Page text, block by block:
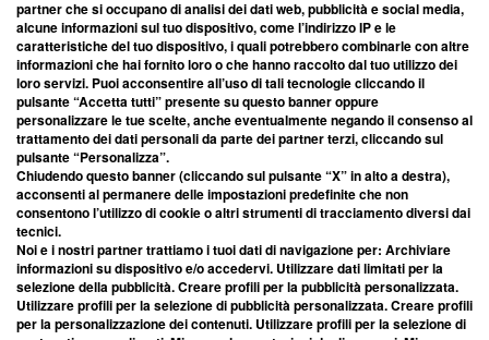
Questa sezione offre informazioni trasparenti su Blasting
News, sui nostri processi editoriali e su come ci
impegniamo a creare news di qualità. Inoltre, afferma la
nostra aderenza a‘Trust Project - News with Integrity’
Blasting News non è ancora membro del programma, ma
ha richiesto di farne parte; Trust Project non ha ancora
effettuato una verifica di conformità agli standard.
Su di noi
Team editoriale
Corporate
Redazione
partner che si occupano di analisi dei dati web, pubblicità e social media,
alcune informazioni sul tuo dispositivo, come l’indirizzo IP e le
caratteristiche del tuo dispositivo, i quali potrebbero combinarle con altre
informazioni che hai fornito loro o che hanno raccolto dal tuo utilizzo dei
loro servizi. Puoi acconsentire all’uso di tali tecnologie cliccando il
pulsante“Accetta tutti”presente su questo banner oppure
personalizzare le tue scelte, anche eventualmente negando il consenso al
trattamento dei dati personali da parte dei partner terzi, cliccando sul
pulsante“Personalizza”.
Chiudendo questo banner (cliccando sul pulsante“X”in alto a destra),
acconsenti al permanere delle impostazioni predefinite che non
consentono l’utilizzo di cookie o altri strumenti di tracciamento diversi dai
tecnici.
Noi e i nostri partner trattiamo i tuoi dati di navigazione per: Archiviare
informazioni su dispositivo e/o accedervi. Utilizzare dati limitati per la
selezione della pubblicità. Creare profili per la pubblicità personalizzata.
Utilizzare profili per la selezione di pubblicità personalizzata. Creare profili
per la personalizzazione dei contenuti. Utilizzare profili per la selezione di